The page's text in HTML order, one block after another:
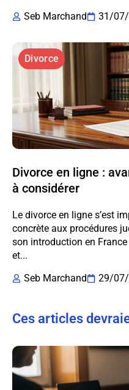
Seb Marchand 31/
Divorce
Divorce en ligne :
à considérer
Le divorce en ligne s’est
concrète aux procédures
son introduction en
et...
Seb Marchand
29/
Ces articles